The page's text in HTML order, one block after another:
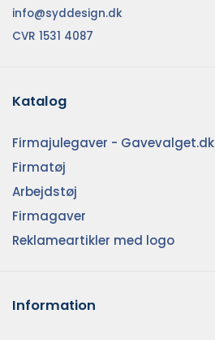
info@syddesign.dk
CVR 1531 4087
Katalog
Firmajulegaver - Gavevalget.dk
Firmatøj
Arbejdstøj
Firmagaver
Reklameartikler med logo
Information